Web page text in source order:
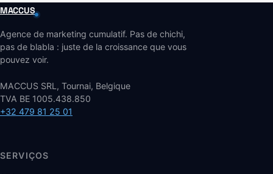
MACCUS
Agence de marketing cumulatif. Pas de chichi,
pas de blabla : juste de la croissance que vous
pouvez voir.
MACCUS SRL, Tournai, Belgique
TVA BE 1005.438.850
+32 479 81 25 01
SERVIÇOS